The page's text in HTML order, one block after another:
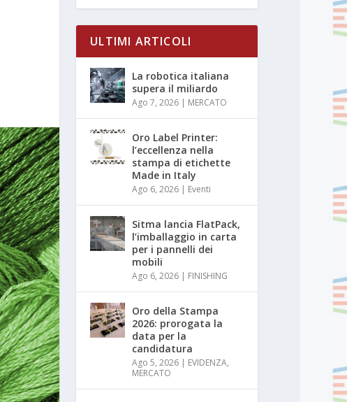
ULTIMI ARTICOLI
La robotica italiana
supera il miliardo
Ago 7, 2026 | MERCATO
Oro Label Printer:
l’eccellenza nella
stampa di etichette
Made in Italy
Ago 6, 2026 | Eventi
Sitma lancia FlatPack,
l’imballaggio in carta
per i pannelli dei
mobili
Ago 6, 2026 | FINISHING
Oro della Stampa
2026: prorogata la
data per la
candidatura
Ago 5, 2026 | EVIDENZA,
MERCATO